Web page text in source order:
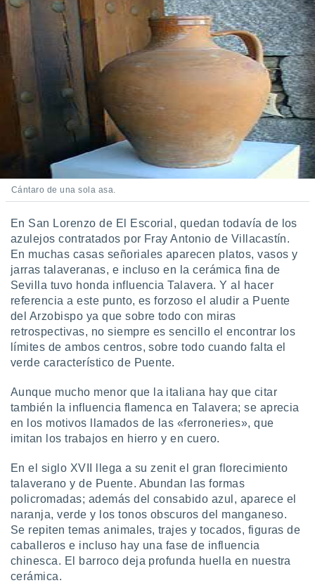
Cántaro de una sola asa.
En San Lorenzo de El Escorial, quedan todavía de los
azulejos contratados por Fray Antonio de Villacastín.
En muchas casas señoriales aparecen platos, vasos y
jarras talaveranas, e incluso en la cerámica fina de
Sevilla tuvo honda influencia Talavera. Y al hacer
referencia a este punto, es forzoso el aludir a Puente
del Arzobispo ya que sobre todo con miras
retrospectivas, no siempre es sencillo el encontrar los
límites de ambos centros, sobre todo cuando falta el
verde característico de Puente.
Aunque mucho menor que la italiana hay que citar
también la influencia flamenca en Talavera; se aprecia
en los motivos llamados de las «ferroneries», que
imitan los trabajos en hierro y en cuero.
En el siglo XVII llega a su zenit el gran florecimiento
talaverano y de Puente. Abundan las formas
policromadas; además del consabido azul, aparece el
naranja, verde y los tonos obscuros del manganeso.
Se repiten temas animales, trajes y tocados, figuras de
caballeros e incluso hay una fase de influencia
chinesca. El barroco deja profunda huella en nuestra
cerámica.